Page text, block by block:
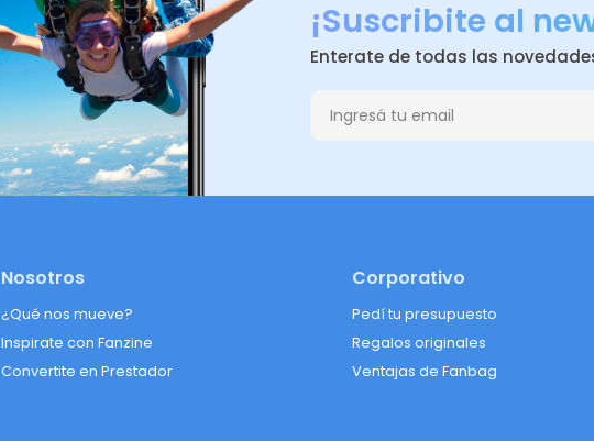
¡Suscribite al
Enterate de todas las
Nosotros
¿Qué nos mueve?
Inspirate con Fanzine
Convertite en Prestador
Corporativo
Pedí tu presupuesto
Regalos originales
Ventajas de Fanbag